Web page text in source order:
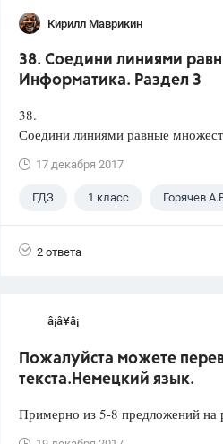
Кирилл Маврикин
38. Соедини линиями
Информатика. Раздел 3
38.
Соедини линиями равные
17 декабря 2017
ГДЗ 1 класс Горячев
2 ответа
â¡â¥â¡
Пожалуйста можете
текста.Немецкий язык.
Примерно из 5-8 предложений на